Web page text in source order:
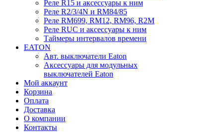
Реле R15 и аксессуары к ним
Реле R2/3/4N и RM84/85
Реле RM699, RM12, RM96, R2M
Реле RUC и аксессуары к ним
Таймеры интервалов времени
EATON
Авт. выключатели Eaton
Аксессуары для модульных
выключателей Eaton
Мой аккаунт
Корзина
Оплата
Доставка
О компании
Контакты